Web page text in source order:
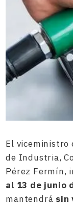
El viceministro
de Industria,
Pérez Fermín,
al 13 de junio
mantendrá sin